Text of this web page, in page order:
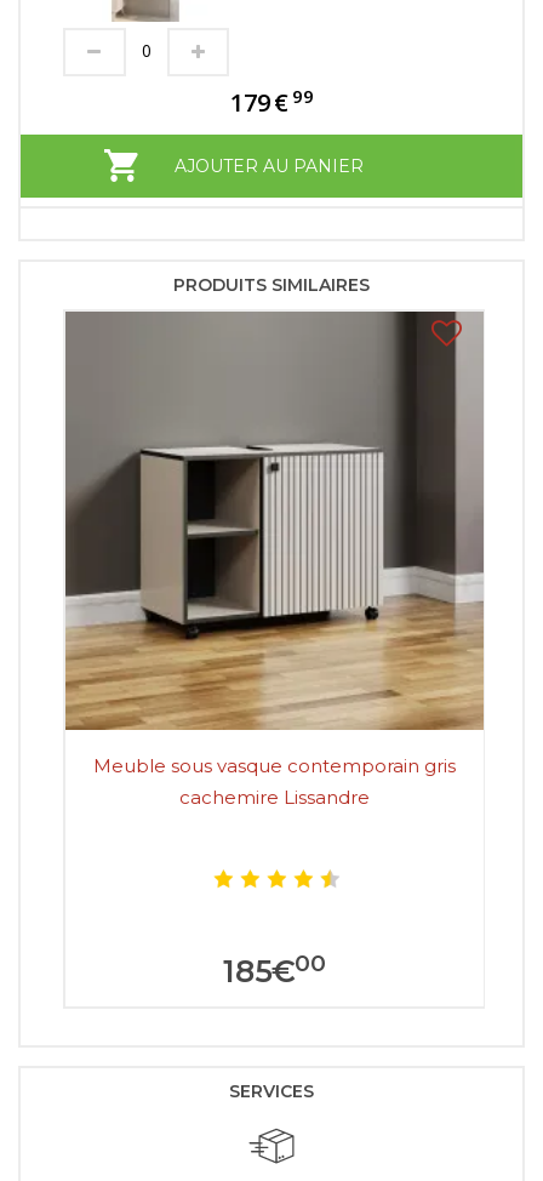
179€ 99
AJOUTER AU PANIER
PRODUITS SIMILAIRES
Meuble sous vasque contemporain gris
cachemire Lissandre
185€00
SERVICES